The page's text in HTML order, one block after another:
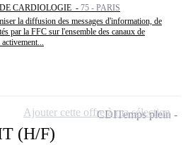
CARDIOLOGIE - 75 - PARIS
la diffusion des messages d'information, de
par la FFC sur l'ensemble des canaux de
(H/F)
CDITemps plein
Ajouter cette offre à ma sélection